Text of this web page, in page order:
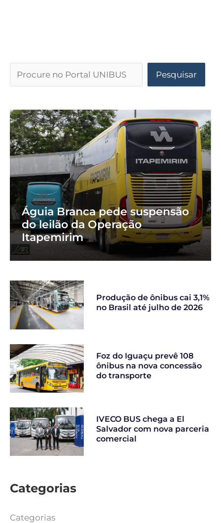
Pesquisar
Águia Branca pede suspensão
do leilão da Operação
Itapemirim
Produção de ônibus cai 3,1%
no Brasil até julho de 2026
Foz do Iguaçu prevê 108
ônibus na nova concessão
do transporte
IVECO BUS chega a El
Salvador com nova parceria
comercial
Categorias
Categorias